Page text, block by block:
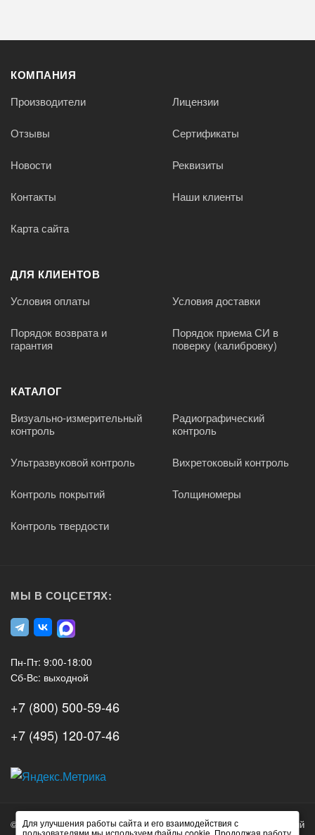
КОМПАНИЯ
Производители Лицензии
Отзывы Сертификаты
Новости Реквизиты
Контакты Наши клиенты
Карта сайта
ДЛЯ КЛИЕНТОВ
Условия оплаты Условия доставки
Порядок возврата и
гарантия
Порядок приема СИ в
поверку (калибровку)
КАТАЛОГ
Визуально-измерительный
контроль
Радиографический
контроль
Ультразвуковой контроль Вихретоковый контроль
Контроль покрытий Толщиномеры
Контроль твердости
МЫ В СОЦСЕТЯХ:
Пн-Пт: 9:00-18:00
Сб-Вс: выходной
+7 (800) 500-59-46
+7 (495) 120-07-46
Инжиниринг
Нагорный
© 2026 А3 Инжиниринг Обращаем Ваше внимание на то, что данный
Для улучшения работы сайта и его взаимодействия с
пользователями мы используем файлы cookie. Продолжая работу